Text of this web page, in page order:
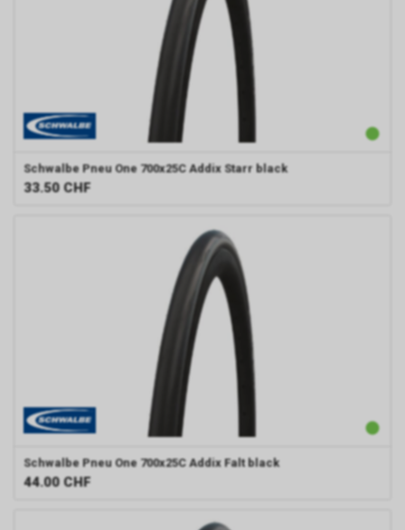
Schwalbe Pneu One 700x25C Addix Starr black
33.50 CHF
Schwalbe Pneu One 700x25C Addix Falt black
44.00 CHF